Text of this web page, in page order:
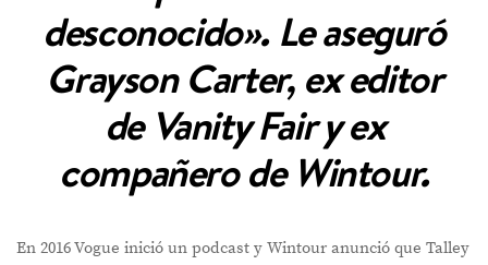
desconocido». Le aseguró
Grayson Carter, ex editor
de Vanity Fair y ex
compañero de Wintour.
En 2016 Vogue inició un podcast y Wintour anunció que Talley